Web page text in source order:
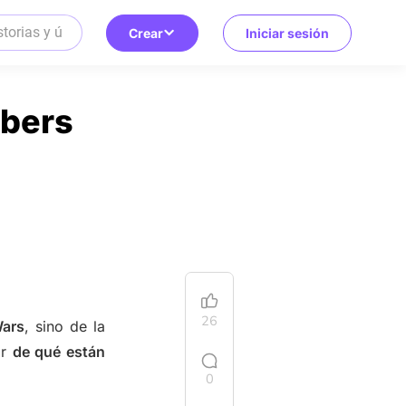
Crear Iniciar sesión
, sino de la
de qué están
26
0